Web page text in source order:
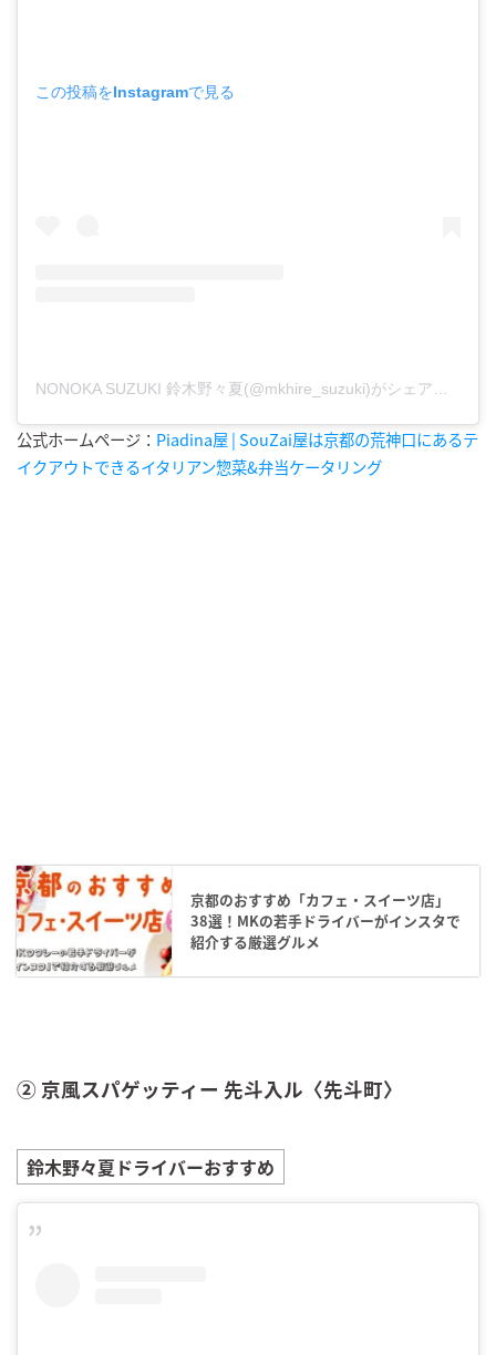
この投稿をInstagramで見る
公式ホームページ： Piadina屋 | SouZai屋は京都の荒神口にあるテ
イクアウトできるイタリアン惣菜&弁当ケータリング
京都のおすすめ「カフェ・スイーツ店」
38選！MKの若手ドライバーがインスタで
紹介する厳選グルメ
② 京風スパゲッティー 先斗入ル〈先斗町〉
鈴木野々夏 ドライバーおすすめ